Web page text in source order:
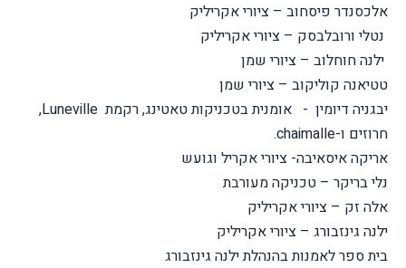
אלכסנדר פיסחוב – ציורי אקריליק
נטלי ורובלבסק – ציורי אקריליק
ילנה חוחלוב – ציורי שמן
טטיאנה קוליקוב – ציורי שמן
יבגניה דיומין - אומנית בטכניקות טאטינג, רקמת Luneville,
חרוזים ו-chaimalle.
אריקה איסאיבה- ציורי אקריל וגועש
נלי בריקר – טכניקה מעורבת
אלה זק – ציורי אקריליק
ילנה גינזבורג – ציורי אקריליק
בית ספר לאמנות בהנהלת ילנה גינזבורג